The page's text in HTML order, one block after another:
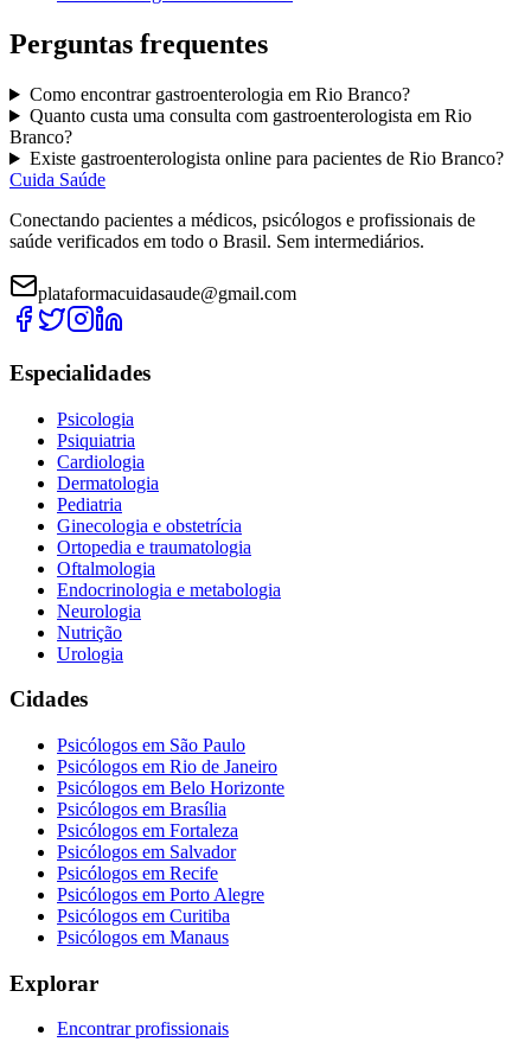
Perguntas frequentes
Como encontrar gastroenterologia em Rio Branco?
Quanto custa uma consulta com gastroenterologista em Rio
Branco?
Existe gastroenterologista online para pacientes de Rio Branco?
Cuida Saúde
Conectando pacientes a médicos, psicólogos e profissionais de
saúde verificados em todo o Brasil. Sem intermediários.
plataformacuidasaude@gmail.com
Especialidades
Psicologia
Psiquiatria
Cardiologia
Dermatologia
Pediatria
Ginecologia e obstetrícia
Ortopedia e traumatologia
Oftalmologia
Endocrinologia e metabologia
Neurologia
Nutrição
Urologia
Cidades
Psicólogos em São Paulo
Psicólogos em Rio de Janeiro
Psicólogos em Belo Horizonte
Psicólogos em Brasília
Psicólogos em Fortaleza
Psicólogos em Salvador
Psicólogos em Recife
Psicólogos em Porto Alegre
Psicólogos em Curitiba
Psicólogos em Manaus
Explorar
Encontrar profissionais